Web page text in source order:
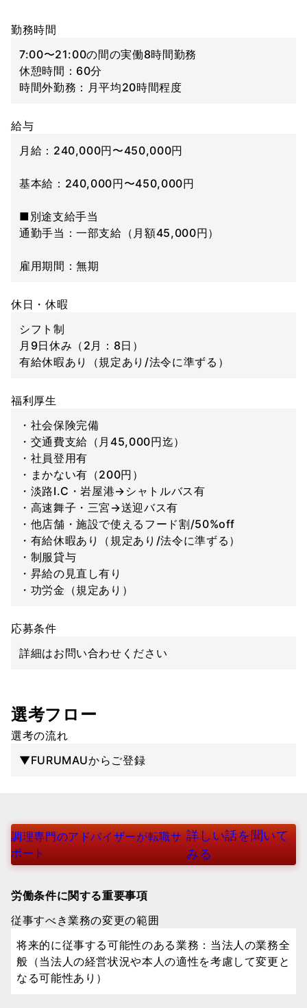
勤務時間
7:00〜21:00の間の実働8時間勤務
休憩時間：60分
時間外勤務：月平均20時間程度
給与
月給：240,000円〜450,000円
基本給：240,000円〜450,000円
■別途支給手当
通勤手当：一部支給（月額45,000円）
雇用期間：無期
休日・休暇
シフト制
月9日休み（2月：8日）
有給休暇あり（規定あり/法令に準ずる）
福利厚生
・社会保険完備
・交通費支給（月45,000円迄）
・社員登用有
・まかない有（200円）
・淡路I.C・岩屋港→シャトルバス有
・高速舞子・三宮→送迎バス有
・他店舗・施設で使えるフード割/50%off
・有給休暇あり（規定あり/法令に準ずる）
・制服貸与
・昇給の見直し有り
・功労金（規定あり）
応募条件
詳細はお問い合わせください
選考フロー
選考の流れ
▼FURUMAUからご登録
調理専門のアドバイザーが転職サ
ポート
詳しい話を聞いて
みる
労働条件に関する重要事項
従事すべき業務の変更の範囲
将来的に従事する可能性のある業務：当法人の業務全
般（当法人の経営状況や本人の適性を考慮して変更と
なる可能性あり）